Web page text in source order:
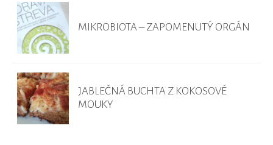
MIKROBIOTA – ZAPOMENUTÝ ORGÁN
JABLEČNÁ BUCHTA Z KOKOSOVÉ
MOUKY